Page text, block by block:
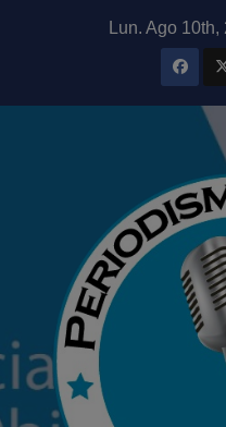
Lun. Ago 10th,